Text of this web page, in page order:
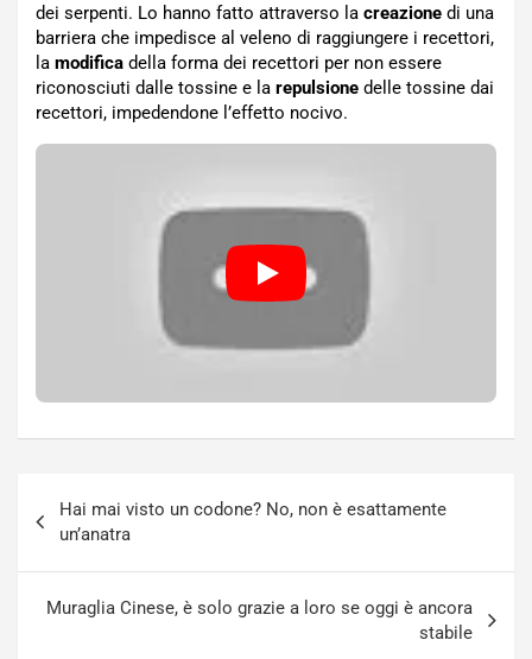
dei serpenti. Lo hanno fatto attraverso la creazione di una
barriera che impedisce al veleno di raggiungere i recettori,
la modifica della forma dei recettori per non essere
riconosciuti dalle tossine e la repulsione delle tossine dai
recettori, impedendone l’effetto nocivo.
articoli
Hai mai visto un codone? No, non è esattamente
un’anatra
Muraglia Cinese, è solo grazie a loro se oggi è ancora
stabile